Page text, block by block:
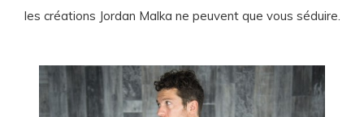
les créations Jordan Malka ne peuvent que vous séduire.